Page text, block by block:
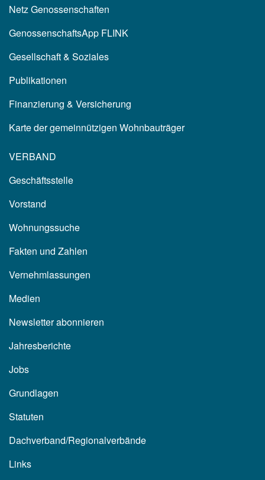
Netz Genossenschaften
GenossenschaftsApp FLINK
Gesellschaft & Soziales
Publikationen
Finanzierung & Versicherung
Karte der gemeinnützigen Wohnbauträger
VERBAND
Geschäftsstelle
Vorstand
Wohnungssuche
Fakten und Zahlen
Vernehmlassungen
Medien
Newsletter abonnieren
Jahresberichte
Jobs
Grundlagen
Statuten
Dachverband/Regionalverbände
Links